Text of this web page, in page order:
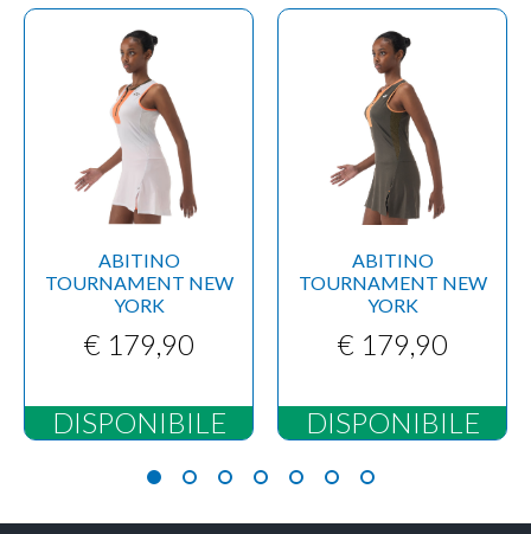
ABITINO
TOURNAMENT NEW
YORK
€ 179,90
DISPONIBILE
ABITINO
TOURNAMENT NEW
YORK
€ 179,90
DISPONIBILE